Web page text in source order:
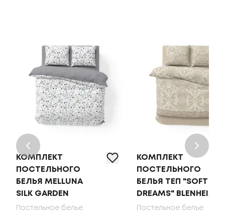
КОМПЛЕКТ
ПОСТЕЛЬНОГО
БЕЛЬЯ MELLUNA
SILK GARDEN
Постельное белье
КОМПЛЕКТ
ПОСТЕЛЬНОГО
БЕЛЬЯ ТЕП "SOFT
DREAMS" BLENHEIM
Постельное белье